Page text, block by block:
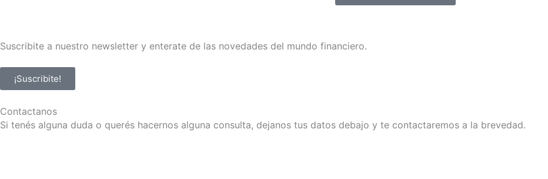
Suscribite a nuestro newsletter y enterate de las novedades del mundo financiero.
¡Suscribite!
Contactanos
Si tenés alguna duda o querés hacernos alguna consulta, dejanos tus datos debajo y te contactaremos a la brevedad.